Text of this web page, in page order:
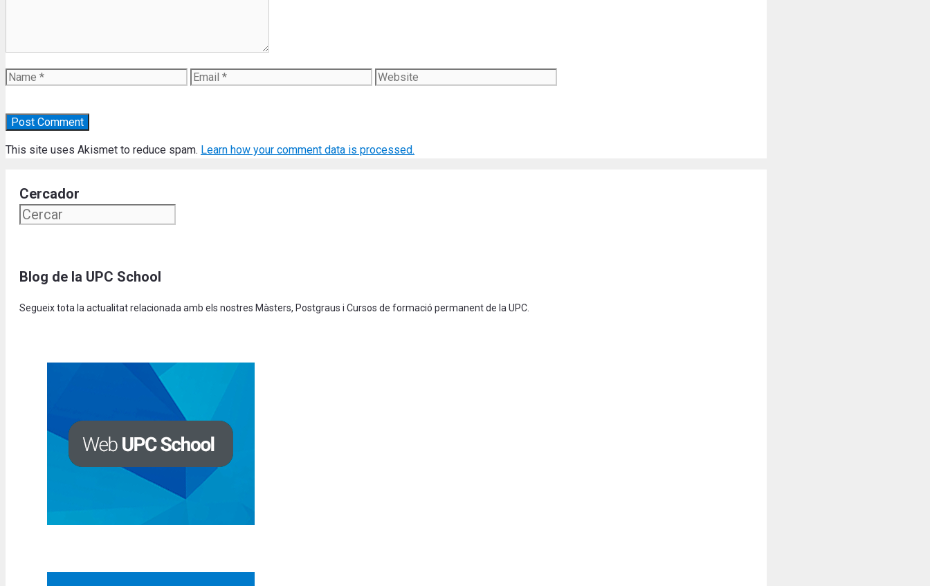
Name Email Website
This site uses Akismet to reduce spam. Learn how your comment data is processed.
Cercador
Blog de la UPC School
Segueix tota la actualitat relacionada amb els nostres Màsters, Postgraus i Cursos de formació permanent de la UPC.